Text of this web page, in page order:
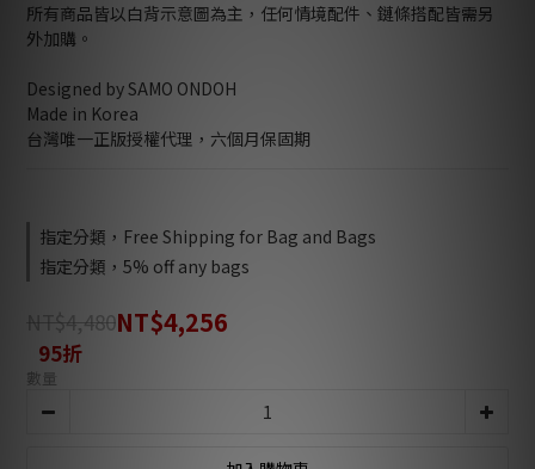
所有商品皆以白背示意圖為主，任何情境配件、鏈條搭配皆需另
外加購。
Designed by SAMO ONDOH
Made in Korea
台灣唯一正版授權代理，六個月保固期
指定分類，Free Shipping for Bag and Bags
指定分類，5% off any bags
NT$4,480NT$4,256
95折
數量